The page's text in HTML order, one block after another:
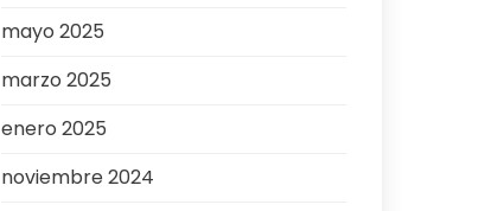
mayo 2025
marzo 2025
enero 2025
noviembre 2024